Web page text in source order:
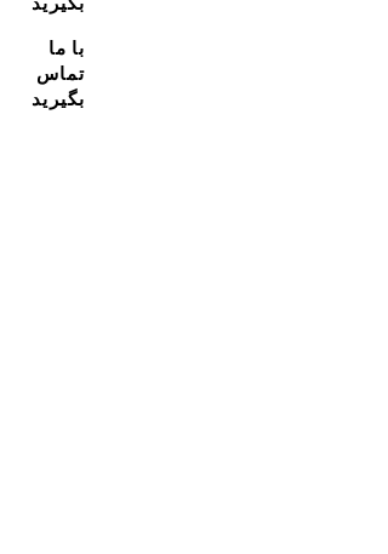
با ما
تماس
بگیرید